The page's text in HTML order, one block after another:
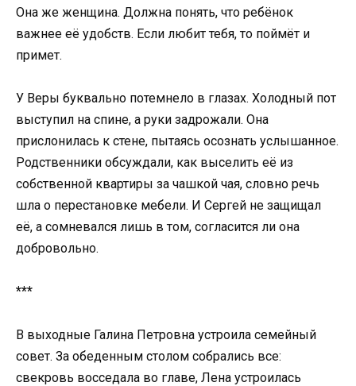
Она же женщина. Должна понять, что ребёнок
важнее её удобств. Если любит тебя, то поймёт и
примет.
У Веры буквально потемнело в глазах. Холодный пот
выступил на спине, а руки задрожали. Она
прислонилась к стене, пытаясь осознать услышанное.
Родственники обсуждали, как выселить её из
собственной квартиры за чашкой чая, словно речь
шла о перестановке мебели. И Сергей не защищал
её, а сомневался лишь в том, согласится ли она
добровольно.
***
В выходные Галина Петровна устроила семейный
совет. За обеденным столом собрались все:
свекровь восседала во главе, Лена устроилась